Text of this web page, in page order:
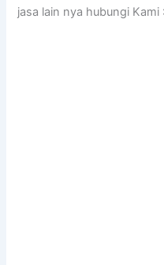
jasa lain nya hubungi